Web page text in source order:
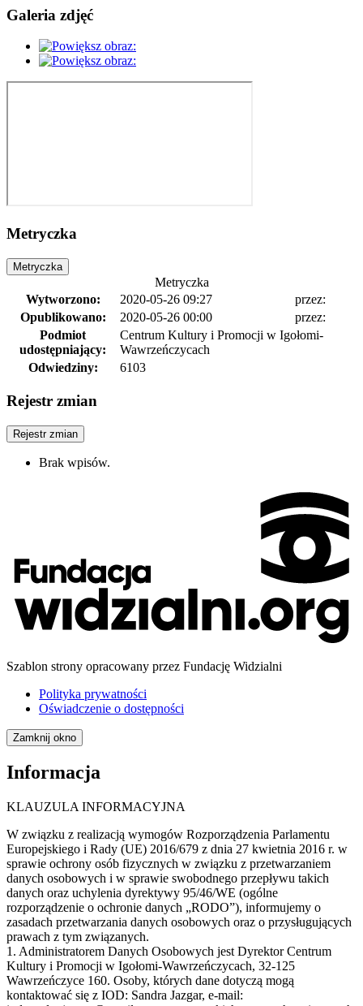
Galeria zdjęć
Metryczka
Metryczka
Metryczka
Wytworzono:
2020-05-26 09:27
przez:
Opublikowano:
2020-05-26 00:00
przez:
Podmiot
udostępniający:
Centrum Kultury i Promocji w Igołomi-
Wawrzeńczycach
Odwiedziny:
6103
Rejestr zmian
Rejestr zmian
Brak wpisów.
Szablon strony opracowany przez Fundację Widzialni
Polityka prywatności
Oświadczenie o dostępności
Zamknij okno
Informacja
KLAUZULA INFORMACYJNA
W związku z realizacją wymogów Rozporządzenia Parlamentu
Europejskiego i Rady (UE) 2016/679 z dnia 27 kwietnia 2016 r. w
sprawie ochrony osób fizycznych w związku z przetwarzaniem
danych osobowych i w sprawie swobodnego przepływu takich
danych oraz uchylenia dyrektywy 95/46/WE (ogólne
rozporządzenie o ochronie danych „RODO”), informujemy o
zasadach przetwarzania danych osobowych oraz o przysługujących
prawach z tym związanych.
1. Administratorem Danych Osobowych jest Dyrektor Centrum
Kultury i Promocji w Igołomi-Wawrzeńczycach, 32-125
Wawrzeńczyce 160. Osoby, których dane dotyczą mogą
kontaktować się z IOD: Sandra Jazgar, e-mail: